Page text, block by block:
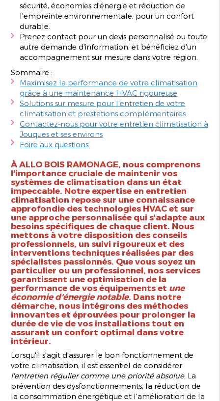
sécurité, économies d'énergie et réduction de
l'empreinte environnementale, pour un confort
durable.
Prenez contact pour un devis personnalisé ou toute
autre demande d'information, et bénéficiez d'un
accompagnement sur mesure dans votre région.
Sommaire :
Maximisez la performance de votre climatisation
grâce à une maintenance HVAC rigoureuse
Solutions sur mesure pour l'entretien de votre
climatisation et prestations complémentaires
Contactez-nous pour votre entretien climatisation à
Jouques et ses environs
Foire aux questions
À ALLO BOIS RAMONAGE, nous comprenons
l'importance cruciale de maintenir vos
systèmes de climatisation dans un état
impeccable. Notre expertise en entretien
climatisation repose sur une connaissance
approfondie des technologies HVAC et sur
une approche personnalisée qui s'adapte aux
besoins spécifiques de chaque client. Nous
mettons à votre disposition des conseils
professionnels, un suivi rigoureux et des
interventions techniques réalisées par des
spécialistes passionnés. Que vous soyez un
particulier ou un professionnel, nos services
garantissent une optimisation de la
performance de vos équipements et une
économie d'énergie notable. Dans notre
démarche, nous intégrons des méthodes
innovantes et éprouvées pour prolonger la
durée de vie de vos installations tout en
assurant un confort optimal dans votre
intérieur.
Lorsqu'il s'agit d'assurer le bon fonctionnement de
votre climatisation, il est essentiel de considérer
l'entretien régulier comme une priorité absolue. La
prévention des dysfonctionnements, la réduction de
la consommation énergétique et l'amélioration de la